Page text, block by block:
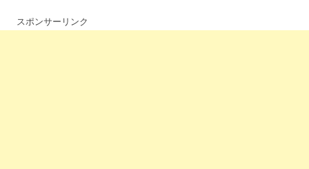
スポンサーリンク